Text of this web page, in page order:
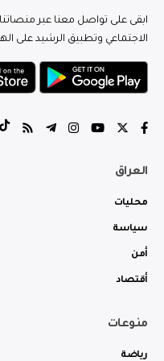
ابقى على تواصل معنا عبر
الاجتماعي وتطبيق الرشيد على
العراق
محليات
سياسة
أمن
أقتصاد
منوعات
رياضة